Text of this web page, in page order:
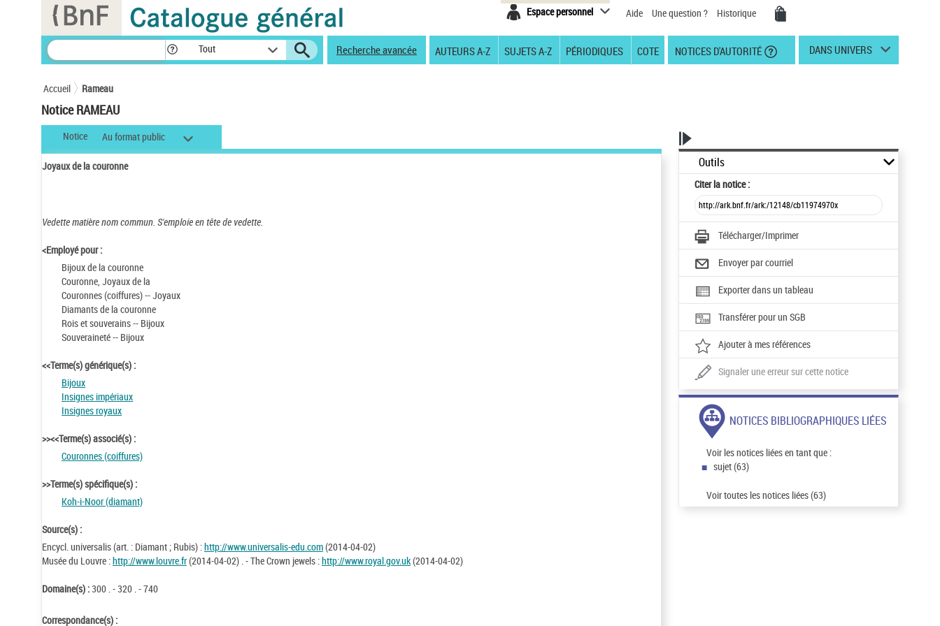
Espace personnel Aide Une question ? Historique
Tout Recherche avancée AUTEURS A-Z SUJETS A-Z PÉRIODIQUES COTE NOTICES D'AUTORITÉ DANS UNIVERS
Accueil Rameau
Notice RAMEAU
Notice Au format public
Joyaux de la couronne
Vedette matière nom commun. S'emploie en tête de vedette.
<Employé pour :
Bijoux de la couronne
Couronne, Joyaux de la
Couronnes (coiffures) -- Joyaux
Diamants de la couronne
Rois et souverains -- Bijoux
Souveraineté -- Bijoux
<<Terme(s) générique(s) :
Bijoux
Insignes impériaux
Insignes royaux
>><<Terme(s) associé(s) :
Couronnes (coiffures)
>>Terme(s) spécifique(s) :
Koh-i-Noor (diamant)
Source(s) :
Encycl. universalis (art. : Diamant ; Rubis) :http://www.universalis-edu.com(2014-04-02)
Musée du Louvre :http://www.louvre.fr(2014-04-02) . - The Crown jewels :http://www.royal.gov.uk(2014-04-02)
Domaine(s) :300 . - 320 . - 740
Correspondance(s) :
Outils
Citerla notice :
Télécharger/Imprimer
Envoyer par courriel
Exporter dans un tableau
Transférer pour un SGB
Ajouter à mes références
Signaler une erreur sur cette notice
NOTICES BIBLIOGRAPHIQUES LIÉES
Voir les notices liées en tant que :
sujet (63)
Voir toutes les notices liées (63)
Panneau de gestion des cookies